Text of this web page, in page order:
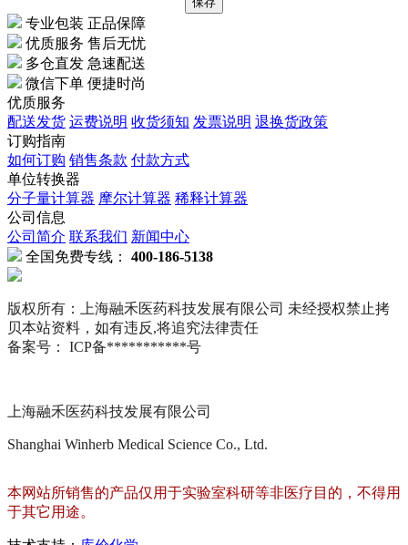
专业包装 正品保障
优质服务 售后无忧
多仓直发 急速配送
微信下单 便捷时尚
优质服务
配送发货 运费说明 收货须知 发票说明 退换货政策
订购指南
如何订购 销售条款 付款方式
单位转换器
分子量计算器 摩尔计算器 稀释计算器
公司信息
公司简介 联系我们 新闻中心
全国免费专线： 400-186-5138
版权所有：上海融禾医药科技发展有限公司 未经授权禁止拷
贝本站资料，如有违反,将追究法律责任
备案号： ICP备***********号
上海融禾医药科技发展有限公司
Shanghai Winherb Medical Science Co., Ltd.
本网站所销售的产品仅用于实验室科研等非医疗目的，不得用
于其它用途。